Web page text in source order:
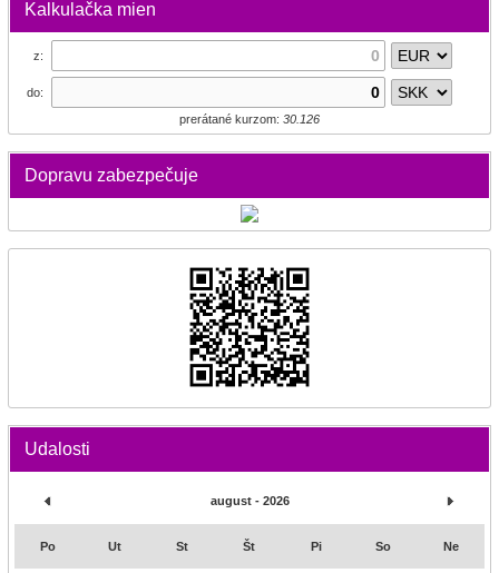
Kalkulačka mien
z:
do:
prerátané kurzom: 30.126
Dopravu zabezpečuje
Udalosti
august - 2026
Po Ut St Št Pi So Ne